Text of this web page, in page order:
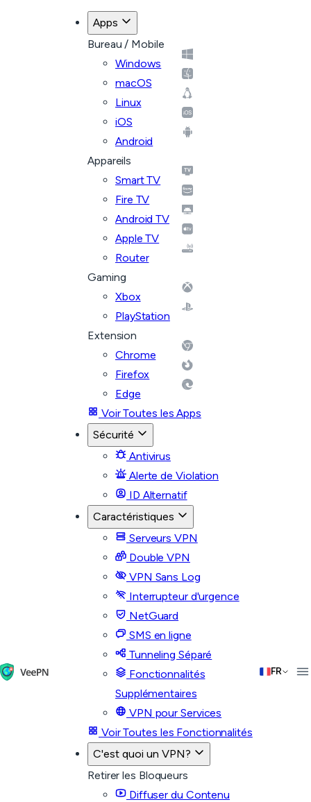
Apps
Bureau / Mobile
Windows
macOS
Linux
iOS
Android
Appareils
Smart TV
Fire TV
Android TV
Apple TV
Router
Gaming
Xbox
PlayStation
Extension
Chrome
Firefox
Edge
Voir Toutes les Apps
Sécurité
Antivirus
Alerte de Violation
ID Alternatif
Caractéristiques
Serveurs VPN
Double VPN
VPN Sans Log
Interrupteur d'urgence
NetGuard
SMS en ligne
Tunneling Séparé
Fonctionnalités
Supplémentaires
VPN pour Services
Voir Toutes les Fonctionnalités
C'est quoi un VPN?
Retirer les Bloqueurs
Diffuser du Contenu
FR